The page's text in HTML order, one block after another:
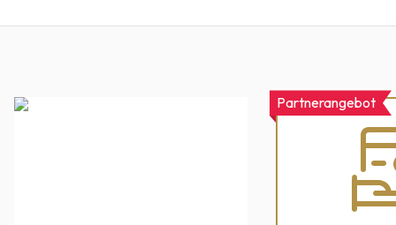
Partnerangebot